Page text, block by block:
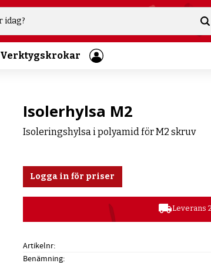
Verktygskrokar
Isolerhylsa M2
Isoleringshylsa i polyamid för M2 skruv
Logga in för priser
local_shippingLeverans
Artikelnr
Benämning